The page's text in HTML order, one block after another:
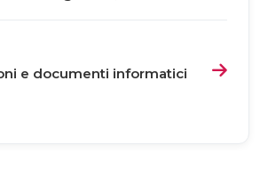
e documenti informatici